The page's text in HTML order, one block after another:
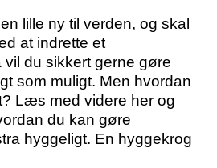
lille ny til verden, og skal
at indrette et
du sikkert gerne gøre
som muligt. Men hvordan
Læs med videre her og
du kan gøre
hyggeligt. En hyggekrog